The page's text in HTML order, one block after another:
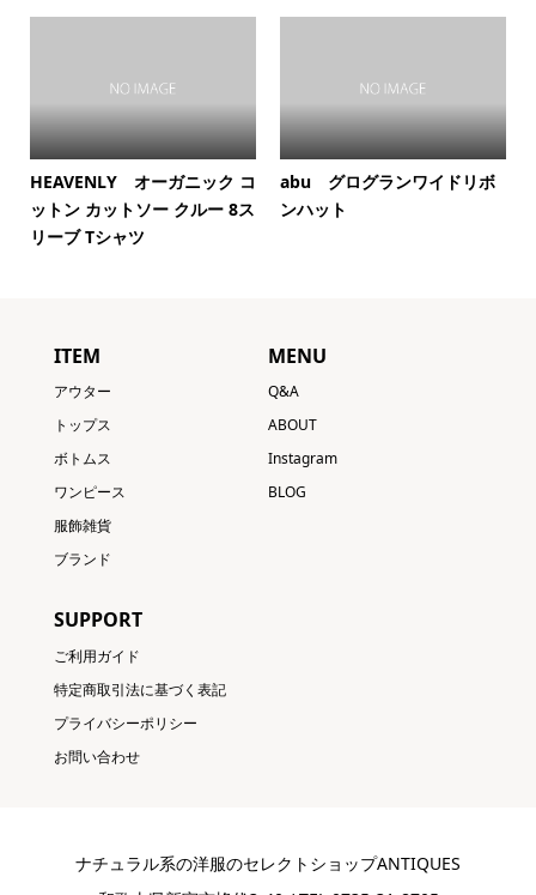
HEAVENLY オーガニック コ
ットン カットソー クルー 8ス
リーブ Tシャツ
abu グログランワイドリボ
ンハット
ITEM
アウター
トップス
ボトムス
ワンピース
服飾雑貨
ブランド
MENU
Q&A
ABOUT
Instagram
BLOG
SUPPORT
ご利用ガイド
特定商取引法に基づく表記
プライバシーポリシー
お問い合わせ
ナチュラル系の洋服のセレクトショップANTIQUES